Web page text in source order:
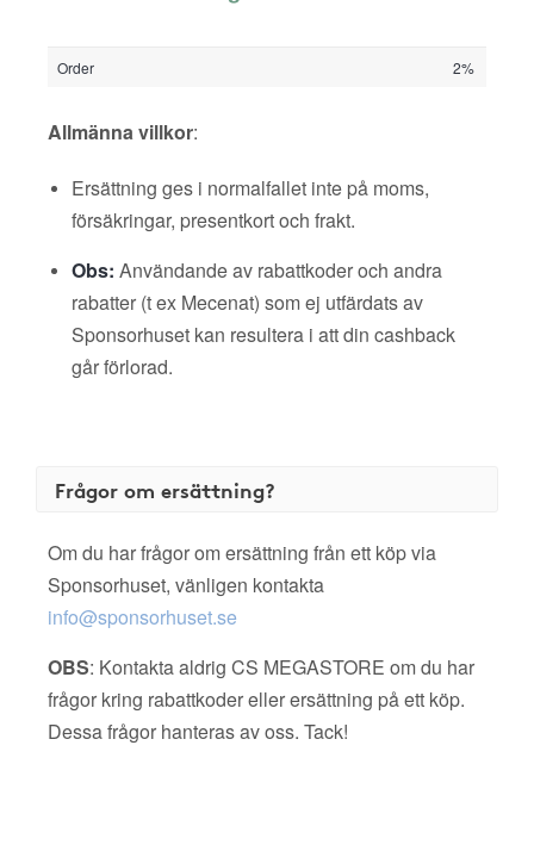
Order 2%
Allmänna villkor:
Ersättning ges i normalfallet inte på moms,
försäkringar, presentkort och frakt.
Obs: Användande av rabattkoder och andra
rabatter (t ex Mecenat) som ej utfärdats av
Sponsorhuset kan resultera i att din cashback
går förlorad.
Frågor om ersättning?
Om du har frågor om ersättning från ett köp via
Sponsorhuset, vänligen kontakta
info@sponsorhuset.se
OBS: Kontakta aldrig CS MEGASTORE om du har
frågor kring rabattkoder eller ersättning på ett köp.
Dessa frågor hanteras av oss. Tack!